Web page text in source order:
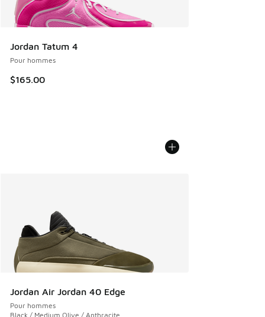
Jordan Tatum 4
Pour hommes
$165.00
Jordan Air Jordan 40 Edge
Pour hommes
Black / Medium Olive / Anthracite